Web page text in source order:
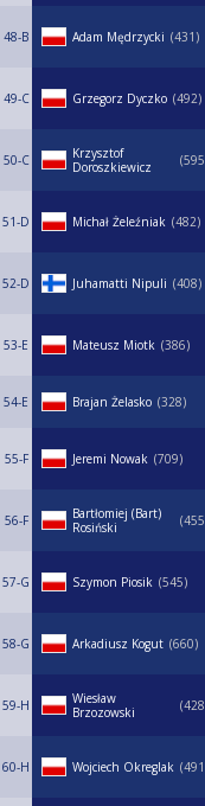
48-B Adam Mędrzycki 431
49-C Grzegorz Dyczko 492
50-C
Krzysztof
Doroszkiewicz
595
51-D Michał Żeleźniak 482
52-D Juhamatti Nipuli 408
53-E Mateusz Miotk 386
54-E Brajan Żelasko 328
55-F Jeremi Nowak 709
56-F
Bartłomiej (Bart)
Rosiński
455
57-G Szymon Piosik 545
58-G Arkadiusz Kogut 660
59-H
Wiesław
Brzozowski
428
60-H Wojciech Okreglak 491